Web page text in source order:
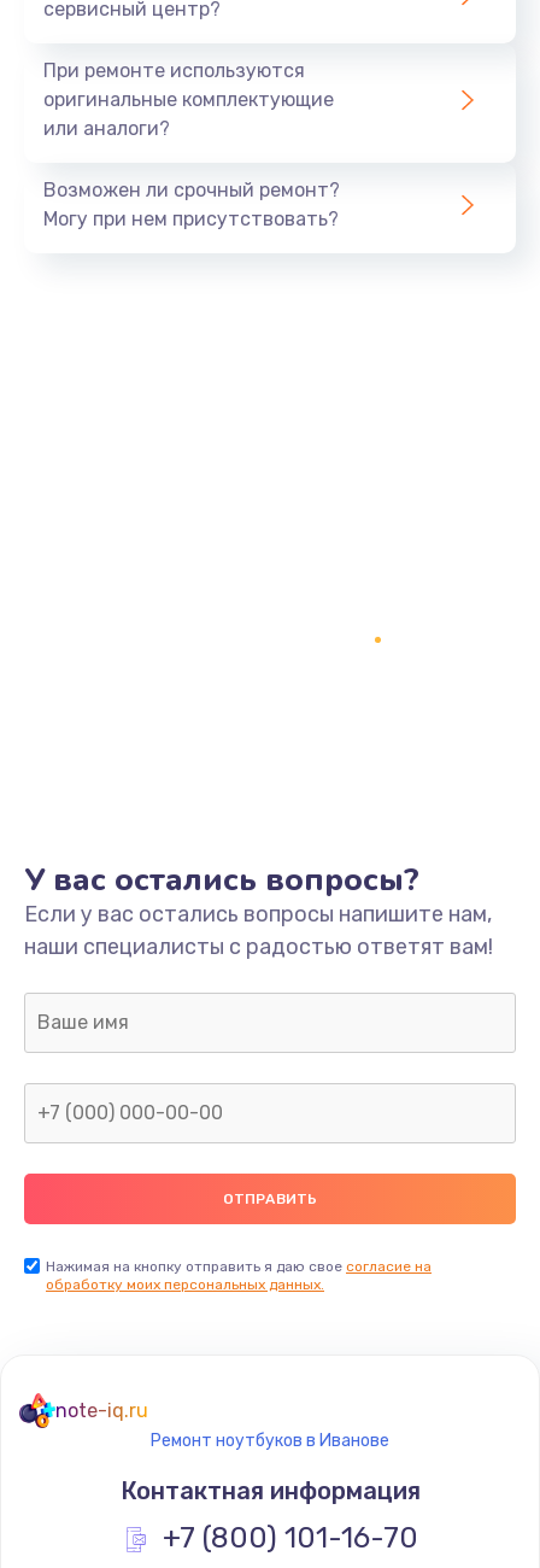
сервисный центр?
При ремонте используются
оригинальные комплектующие
или аналоги?
Возможен ли срочный ремонт?
Могу при нем присутствовать?
У вас остались вопросы?
Если у вас остались вопросы напишите нам,
наши специалисты с радостью ответят вам!
Нажимая на кнопку отправить я даю свое согласие на
обработку моих персональных данных.
note-iq.ru
Ремонт ноутбуков в Иванове
Контактная информация
+7 (800) 101-16-70